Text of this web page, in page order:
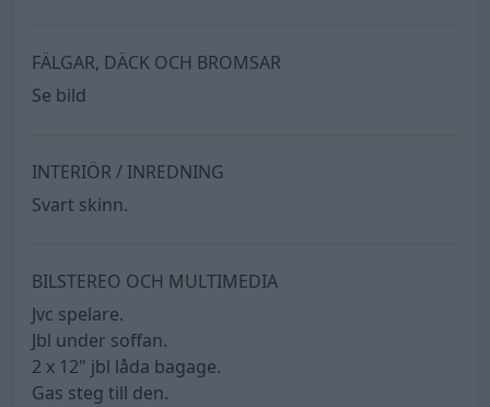
FÄLGAR, DÄCK OCH BROMSAR
Se bild
INTERIÖR / INREDNING
Svart skinn.
BILSTEREO OCH MULTIMEDIA
Jvc spelare.
Jbl under soffan.
2 x 12" jbl låda bagage.
Gas steg till den.